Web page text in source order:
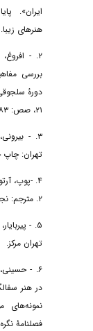
ایران».
هنرهای زیبا.
بررسی
دورۀ
تهران: چاپ
تهران مرکز.
در هنر
نمونه‌های
فصلنامۀ نگره، شمارۀ